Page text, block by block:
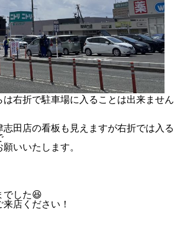
は右折で駐車場に入ることは出来ません
田店の看板も見えますが右折では入る
いいたします。
でした😆
店ください！